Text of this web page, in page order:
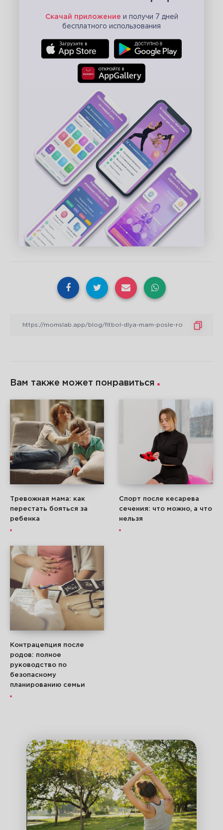
Скачай приложение и получи 7 дней
бесплатного использования
Вам также может понравиться
Тревожная мама: как
перестать бояться за
ребенка
Спорт после кесарева
сечения: что можно, а что
нельзя
Контрацепция после
родов: полное
руководство по
безопасному
планированию семьи